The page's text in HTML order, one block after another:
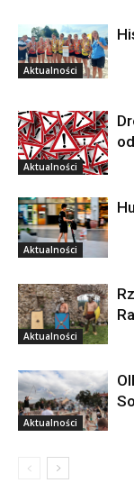
Aktualności
Aktualności
Aktualności
Aktualności
Aktualności